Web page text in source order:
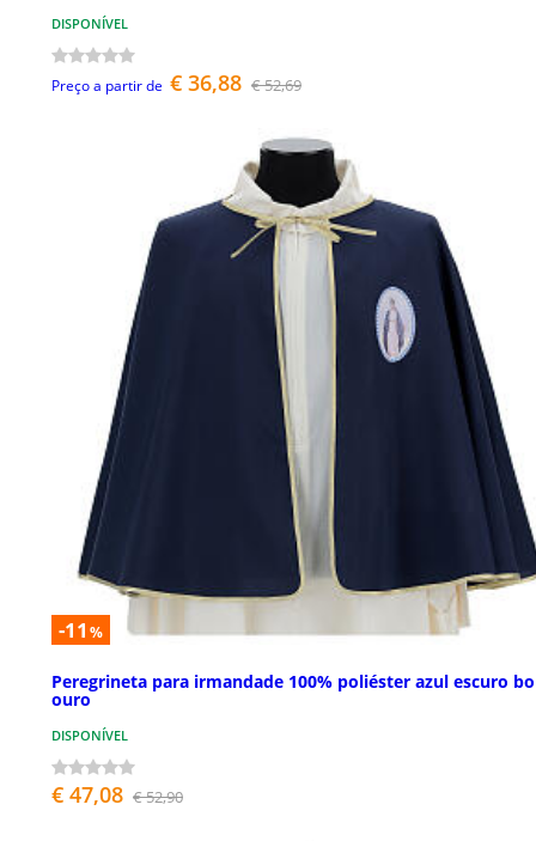
DISPONÍVEL
Preço a partir de € 36,88 € 52,69
-11 %
Peregrineta para irmandade 100% poliéster azul escuro
ouro
DISPONÍVEL
€ 47,08 € 52,90